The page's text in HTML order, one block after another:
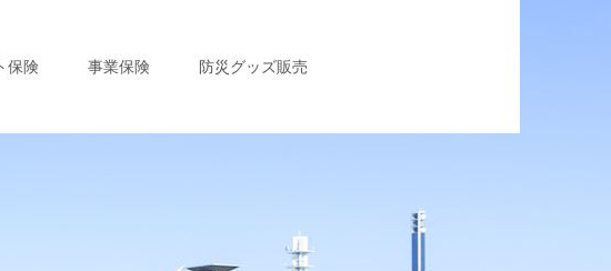
保険 事業保険 防災グッズ販売